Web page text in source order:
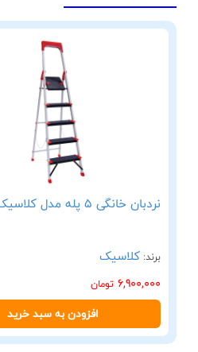
نردبان خانگی 5 پله مدل کلاسیک
برند: کلاسیک
6,900,000 تومان
افزودن به سبد خرید